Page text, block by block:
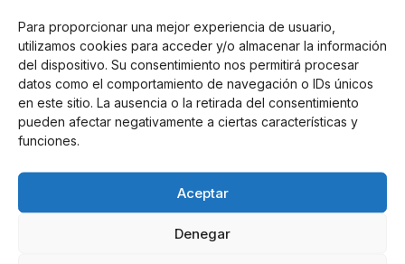
Para proporcionar una mejor experiencia de usuario,
utilizamos cookies para acceder y/o almacenar la información
del dispositivo. Su consentimiento nos permitirá procesar
datos como el comportamiento de navegación o IDs únicos
en este sitio. La ausencia o la retirada del consentimiento
pueden afectar negativamente a ciertas características y
funciones.
Aceptar
Denegar
Online Casino
Mejores Casinos Online con Bitcoin y
Criptomonedas en Argentina 2025
Entretenimiento